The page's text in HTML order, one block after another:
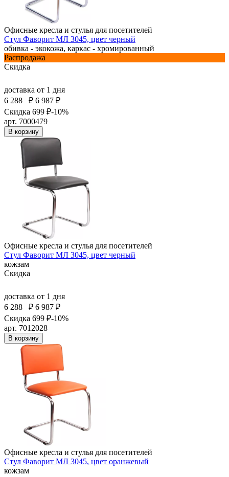
Офисные кресла и стулья для посетителей
Стул Фаворит МЛ 3045, цвет черный
обивка - экокожа, каркас - хромированный
Распродажа
Скидка
доставка от 1 дня
6 288
₽ 6 987 ₽
Скидка 699 ₽-10%
арт. 7000479
В корзину
Офисные кресла и стулья для посетителей
Стул Фаворит МЛ 3045, цвет черный
кожзам
Скидка
доставка от 1 дня
6 288
₽ 6 987 ₽
Скидка 699 ₽-10%
арт. 7012028
В корзину
Офисные кресла и стулья для посетителей
Стул Фаворит МЛ 3045, цвет оранжевый
кожзам